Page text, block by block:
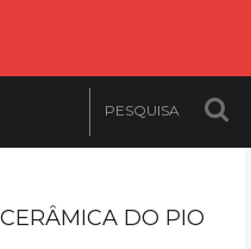
DO PIO